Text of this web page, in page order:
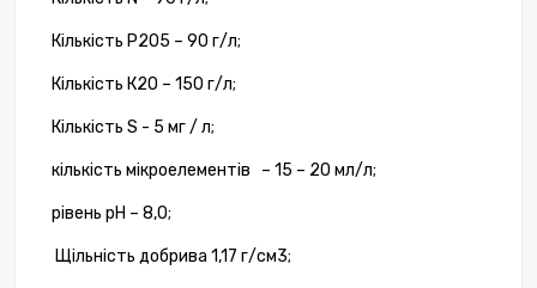
Кількість P2O5 – 90 г/л;
Кількість К2О – 150 г/л;
Кількість S - 5 мг/ л;
кількість мікроелементів – 15 – 20 мл/л;
рівень pH – 8,0;
Щільність добрива 1,17 г/см3;